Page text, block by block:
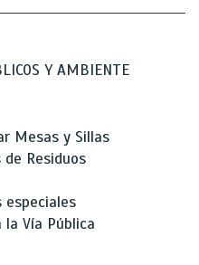
Y AMBIENTE
Mesas y Sillas
Residuos
especiales
la Vía Pública